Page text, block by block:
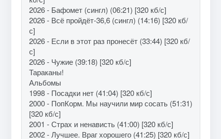
2026 - Бафомет (сингл) (06:21) [320 кб/с]
2026 - Всё пройдёт-36,6 (сингл) (14:16) [320 кб/
с]
2026 - Если в этот раз пронесёт (33:44) [320 кб/
с]
2026 - Чужие (39:18) [320 кб/с]
Тараканы!
Альбомы
1998 - Посадки нет (41:04) [320 кб/с]
2000 - ПопКорм. Мы научили мир сосать (51:31)
[320 кб/с]
2001 - Страх и ненависть (41:00) [320 кб/с]
2002 - Лучшее. Враг хорошего (41:25) [320 кб/с]